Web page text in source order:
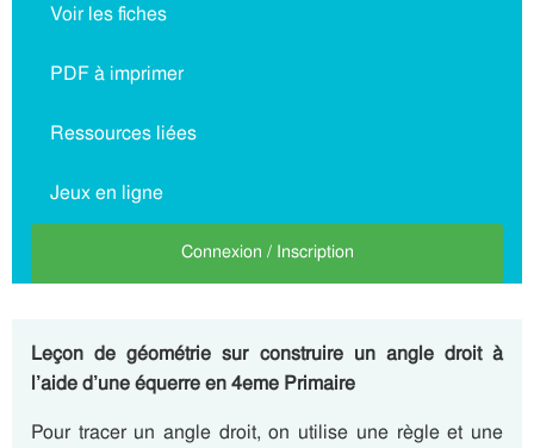
Voir les fiches
PDF à imprimer
Ressources liées
Jeux en ligne
Connexion / Inscription
Leçon de géométrie sur construire un angle droit à
l’aide d’une équerre en 4eme Primaire
Pour tracer un angle droit, on utilise une règle et une